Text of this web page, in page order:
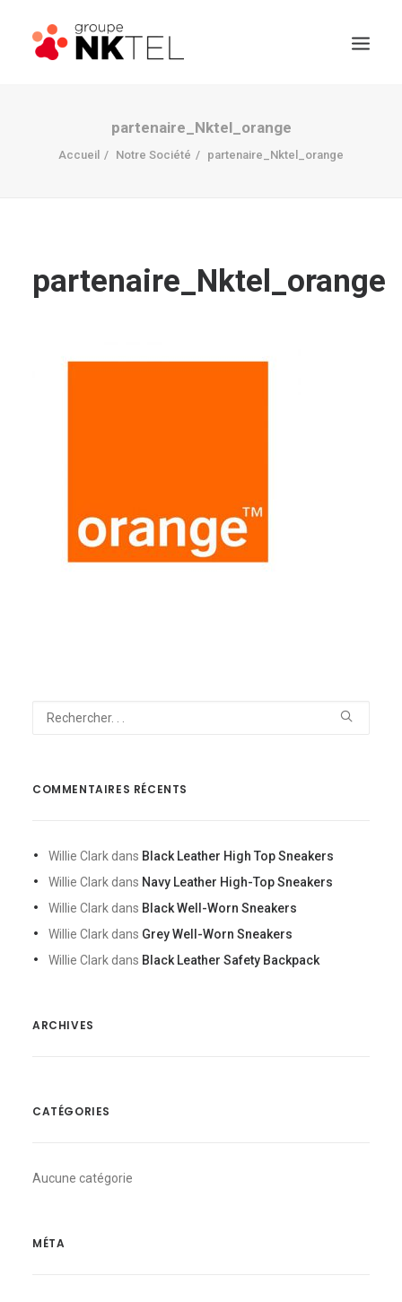
partenaire_Nktel_orange
Accueil Notre Société partenaire_Nktel_orange
partenaire_Nktel_orange
COMMENTAIRES RÉCENTS
Willie Clark dans Black Leather High Top Sneakers
Willie Clark dans Navy Leather High-Top Sneakers
Willie Clark dans Black Well-Worn Sneakers
Willie Clark dans Grey Well-Worn Sneakers
Willie Clark dans Black Leather Safety Backpack
ARCHIVES
CATÉGORIES
Aucune catégorie
MÉTA